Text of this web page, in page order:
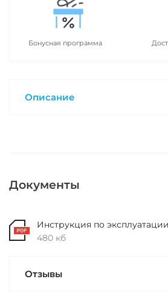
Бонусная программа
Описание
Документы
Инструкция по
480 кб
Отзывы